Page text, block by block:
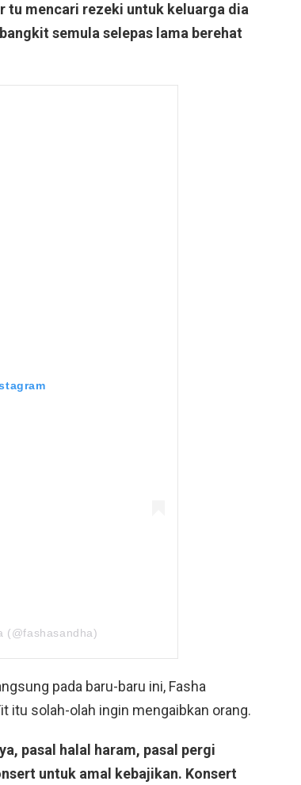
tu mencari rezeki untuk keluarga dia
semula selepas lama berehat
(@fashasandha)
pada baru-baru ini, Fasha
itu solah-olah ingin mengaibkan orang.
pasal halal haram, pasal pergi
untuk amal kebajikan. Konsert